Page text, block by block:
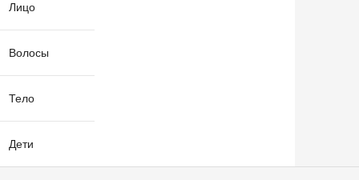
Лицо
Волосы
Тело
Дети